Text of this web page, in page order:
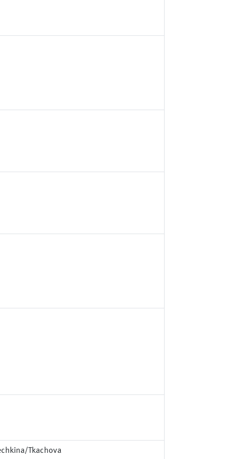
Tkachova